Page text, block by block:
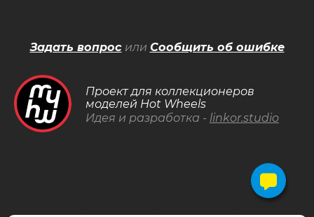
Проект для коллекционеров
моделей Hot Wheels
Идея и разработка - linkor.studio
Задать вопросили Сообщить об ошибке